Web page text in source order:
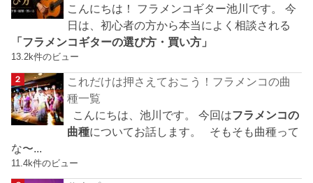
こんにちは！ フラメンコギター池川です。 今
日は、初心者の方から本当によく相談される
「フラメンコギターの選び方・買い方」
13.2k件のビュー
これだけは押さえておこう！フラメンコの曲
種一覧
こんにちは、池川です。 今回はフラメンコの
曲種についてお話します。 そもそも曲種って
な〜...
11.4k件のビュー